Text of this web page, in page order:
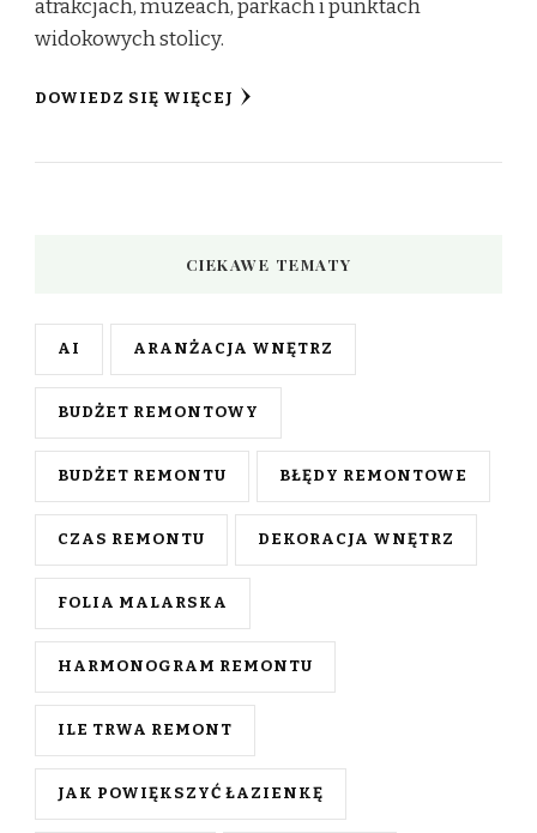
atrakcjach, muzeach, parkach i punktach
widokowych stolicy.
DOWIEDZ SIĘ WIĘCEJ
CIEKAWE TEMATY
AI ARANŻACJA WNĘTRZ
BUDŻET REMONTOWY
BUDŻET REMONTU BŁĘDY REMONTOWE
CZAS REMONTU DEKORACJA WNĘTRZ
FOLIA MALARSKA
HARMONOGRAM REMONTU
ILE TRWA REMONT
JAK POWIĘKSZYĆ ŁAZIENKĘ